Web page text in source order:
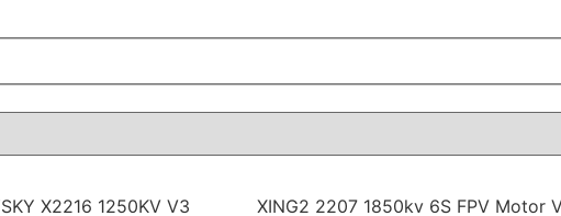
X2216 1250KV V3
XING2 2207 1850kv 6S FPV Motor